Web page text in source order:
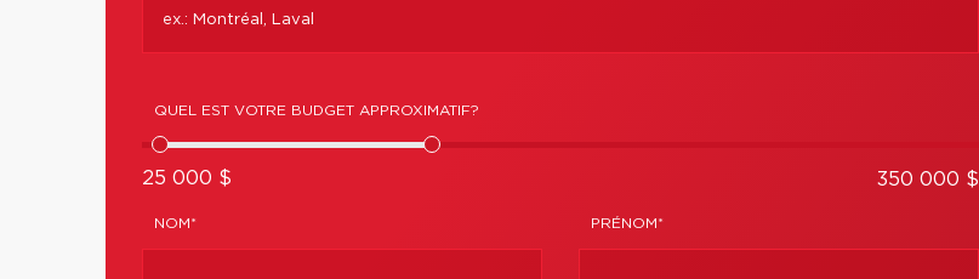
QUEL EST VOTRE BUDGET APPROXIMATIF?
25 000 $ 350 000 $
NOM* PRÉNOM*